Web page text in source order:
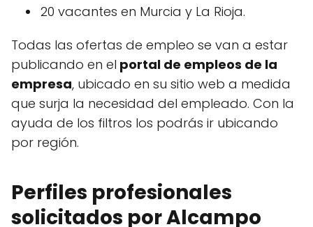
20 vacantes en Murcia y La Rioja.
Todas las ofertas de empleo se van a estar
publicando en el portal de empleos de la
empresa, ubicado en su sitio web a medida
que surja la necesidad del empleado. Con la
ayuda de los filtros los podrás ir ubicando
por región.
Perfiles profesionales
solicitados por Alcampo